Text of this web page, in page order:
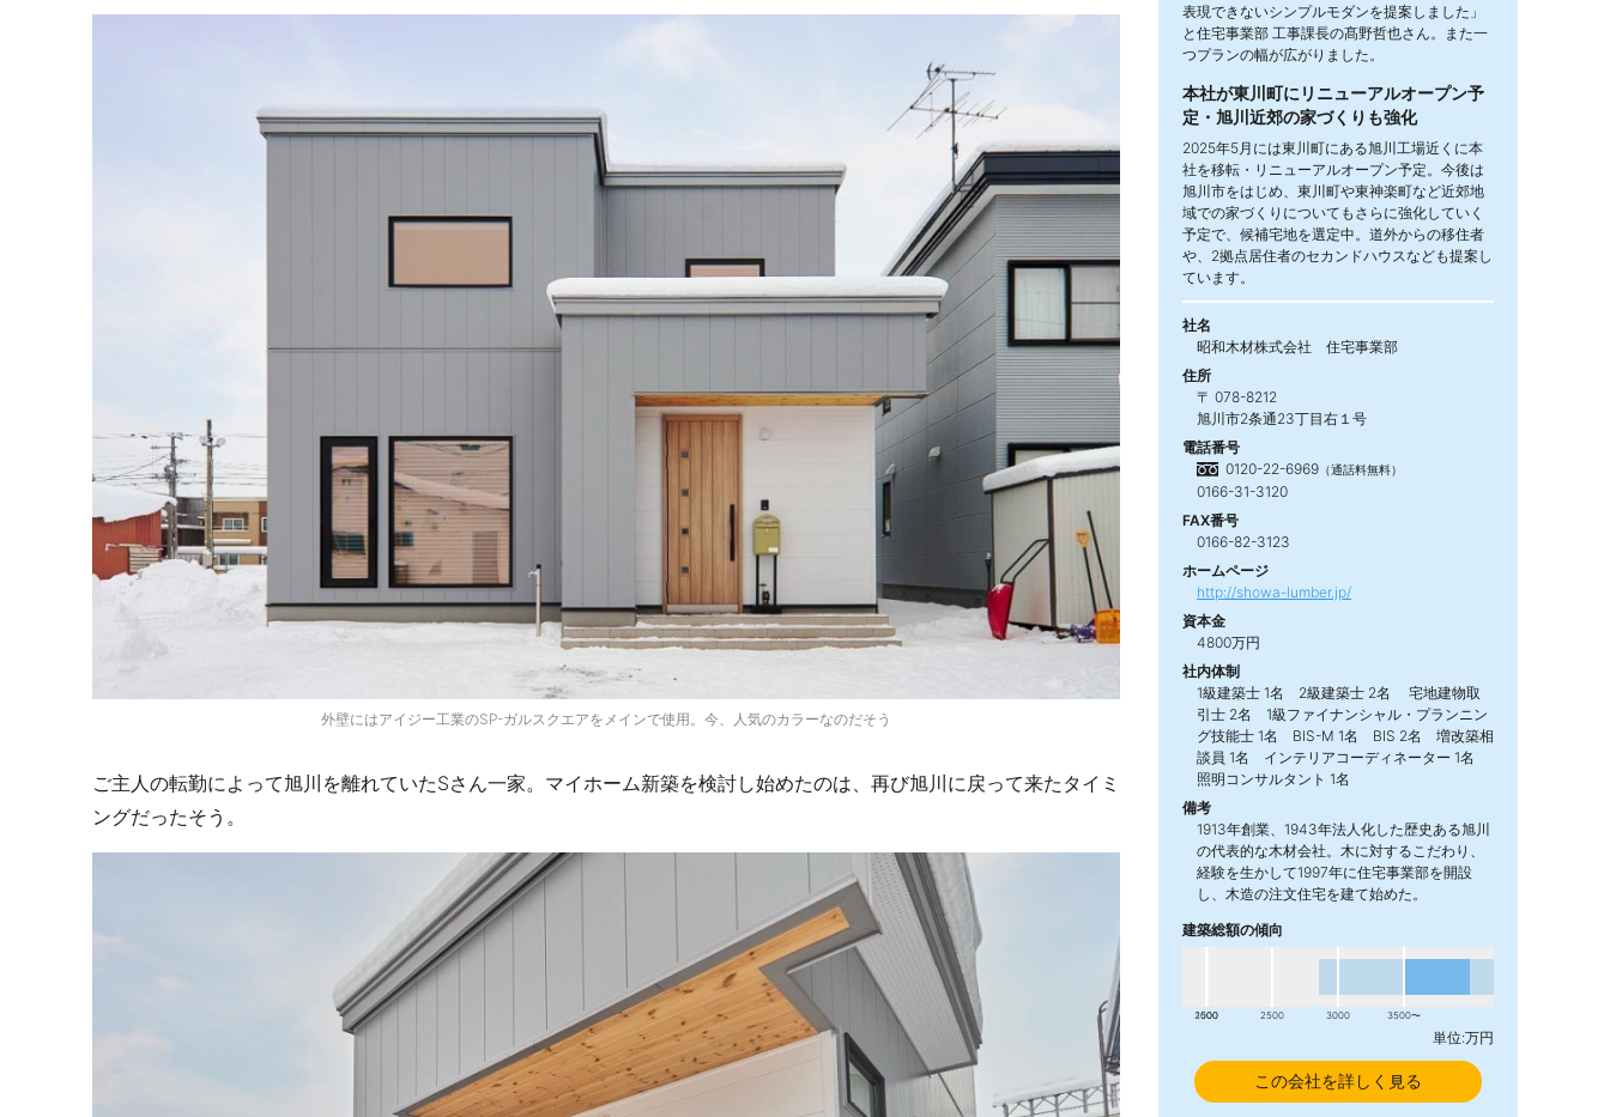
外壁にはアイジー工業のSP-ガルスクエアをメインで使用。今、人気のカラーなのだそう
ご主人の転勤によって旭川を離れていたSさん一家。マイホーム新築を検討し始めたのは、再び旭川に戻って来たタイミ
ングだったそう。
表現できないシンプルモダンを提案しました」
と住宅事業部 工事課長の髙野哲也さん。また一
つプランの幅が広がりました。
本社が東川町にリニューアルオープン予
定・旭川近郊の家づくりも強化
2025年5月には東川町にある旭川工場近くに本
社を移転・リニューアルオープン予定。今後は
旭川市をはじめ、東川町や東神楽町など近郊地
域での家づくりについてもさらに強化していく
予定で、候補宅地を選定中。道外からの移住者
や、2拠点居住者のセカンドハウスなども提案し
ています。
社名
昭和木材株式会社 住宅事業部
住所
〒 078-8212
旭川市2条通23丁目右１号
電話番号
0120-22-6969 （通話料無料）
0166-31-3120
FAX番号
0166-82-3123
ホームページ
http://showa-lumber.jp/
資本金
4800万円
社内体制
1級建築士 1名 2級建築士 2名 宅地建物取
引士 2名 1級ファイナンシャル・プランニン
グ技能士 1名 BIS-M 1名 BIS 2名 増改築相
談員 1名 インテリアコーディネーター 1名
照明コンサルタント 1名
備考
1913年創業、1943年法人化した歴史ある旭川
の代表的な木材会社。木に対するこだわり、
経験を生かして1997年に住宅事業部を開設
し、木造の注文住宅を建て始めた。
建築総額の傾向
1500
2000 2500 3000 3500〜
単位:万円
この会社を詳しく見る